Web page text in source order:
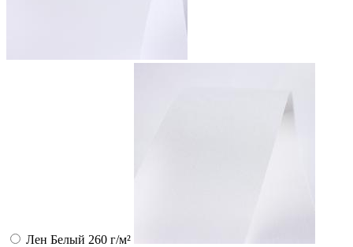
Лен Белый 260 г/м²